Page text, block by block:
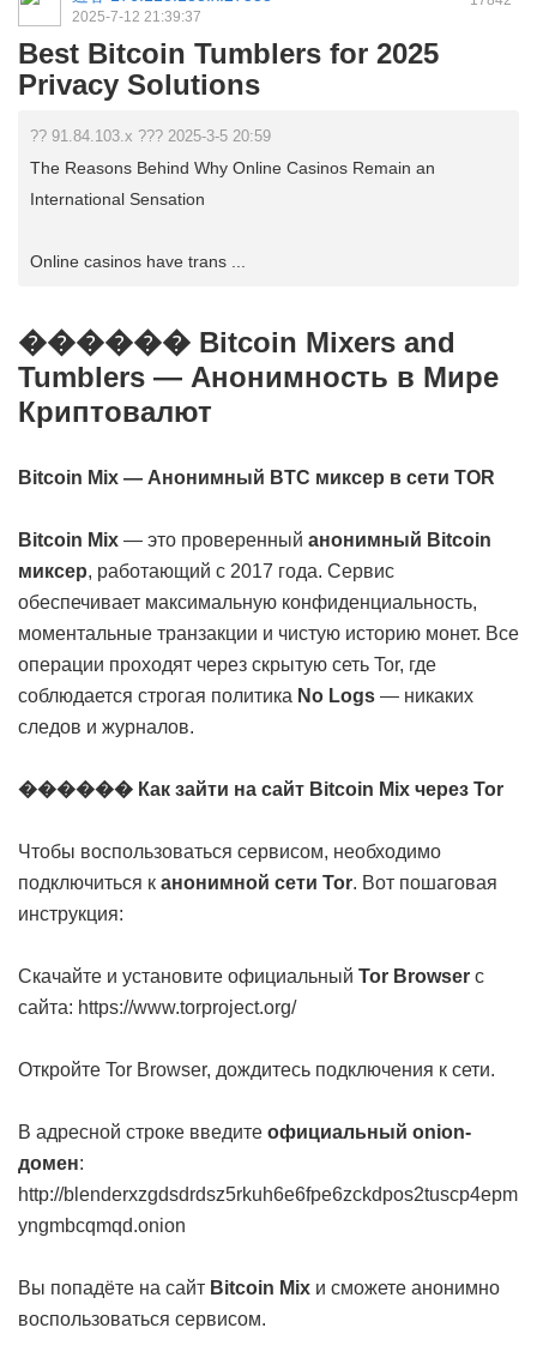
2025-7-12 21:39:37
Best Bitcoin Tumblers for 2025
Privacy Solutions
?? 91.84.103.x ??? 2025-3-5 20:59
The Reasons Behind Why Online Casinos Remain an
International Sensation
Online casinos have trans ...
������ Bitcoin Mixers and
Tumblers — Анонимность в Мире
Криптовалют
Bitcoin Mix — Анонимный BTC миксер в сети TOR
Bitcoin Mix — это проверенный анонимный Bitcoin
миксер, работающий с 2017 года. Сервис
обеспечивает максимальную конфиденциальность,
моментальные транзакции и чистую историю монет. Все
операции проходят через скрытую сеть Tor, где
соблюдается строгая политика No Logs — никаких
следов и журналов.
������ Как зайти на сайт Bitcoin Mix через Tor
Чтобы воспользоваться сервисом, необходимо
подключиться к анонимной сети Tor. Вот пошаговая
инструкция:
Скачайте и установите официальный Tor Browser с
сайта: https://www.torproject.org/
Откройте Tor Browser, дождитесь подключения к сети.
В адресной строке введите официальный onion-
домен:
http://blenderxzgdsdrdsz5rkuh6e6fpe6zckdpos2tuscp4epm
yngmbcqmqd.onion
Вы попадёте на сайт Bitcoin Mix и сможете анонимно
воспользоваться сервисом.